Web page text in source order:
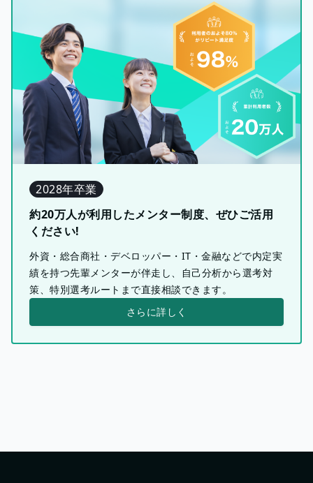
2028年卒業
約20万人が利用したメンター制度、ぜひご活用
ください!
外資・総合商社・デベロッパー・IT・金融などで内定実
績を持つ先輩メンターが伴走し、自己分析から選考対
策、特別選考ルートまで直接相談できます。
さらに詳しく